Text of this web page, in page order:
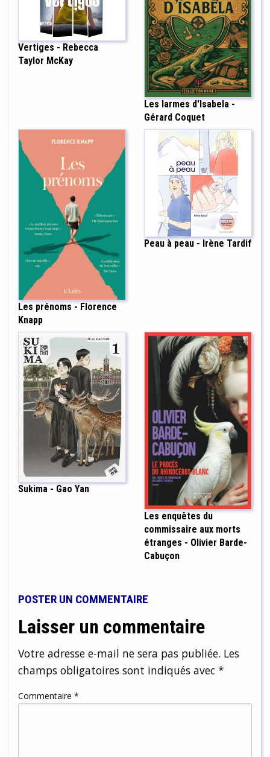
Vertiges - Rebecca
Taylor McKay
Les larmes d'Isabela -
Gérard Coquet
Les prénoms - Florence
Knapp
Peau à peau - Irène Tardif
Sukima - Gao Yan
Les enquêtes du
commissaire aux morts
étranges - Olivier Barde-
Cabuçon
POSTER UN COMMENTAIRE
Laisser un commentaire
Votre adresse e-mail ne sera pas publiée. Les
champs obligatoires sont indiqués avec *
Commentaire *